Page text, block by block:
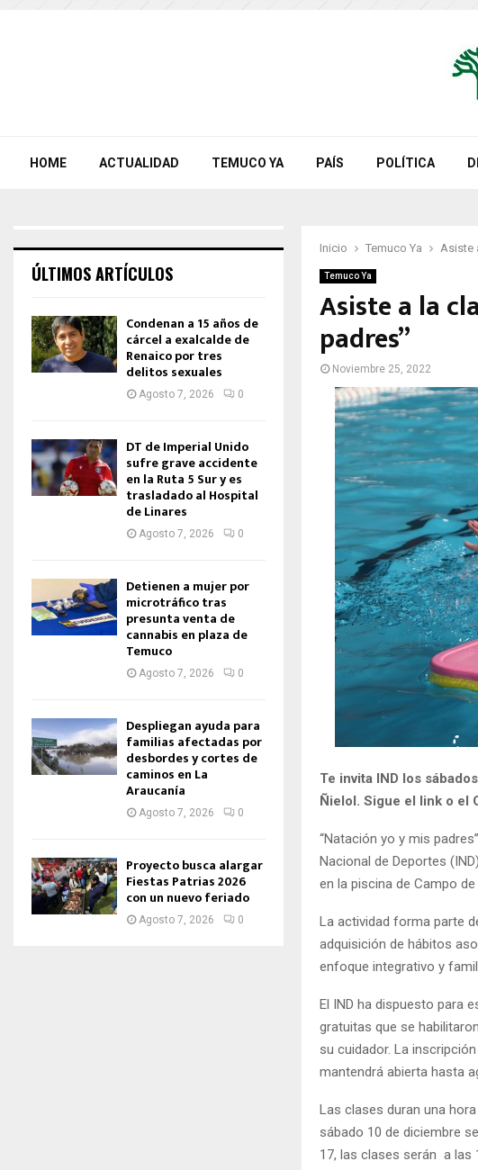
HOME ACTUALIDAD TEMUCO YA PAÍS POLÍTICA
Inicio Temuco Ya Asiste
Temuco Ya
Asiste a la
padres”
Noviembre 25, 2022
Te invita IND los
Ñielol. Sigue el link o el
“Natación yo y mis
Nacional de Deportes
en la piscina de Campo
La actividad forma parte
adquisición de hábitos
enfoque integrativo y
El IND ha dispuesto para
gratuitas que se
su cuidador. La
mantendrá abierta hasta
Las clases duran una
sábado 10 de diciembre
17, las clases serán a las
ÚLTIMOS ARTÍCULOS
Condenan a 15 años de
cárcel a exalcalde de
Renaico por tres
delitos sexuales
Agosto 7, 2026 0
DT de Imperial Unido
sufre grave accidente
en la Ruta 5 Sur y es
trasladado al Hospital
de Linares
Agosto 7, 2026 0
Detienen a mujer por
microtráfico tras
presunta venta de
cannabis en plaza de
Temuco
Agosto 7, 2026 0
Despliegan ayuda para
familias afectadas por
desbordes y cortes de
caminos en La
Araucanía
Agosto 7, 2026 0
Proyecto busca alargar
Fiestas Patrias 2026
con un nuevo feriado
Agosto 7, 2026 0